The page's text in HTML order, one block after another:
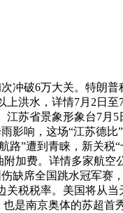
冲破6万大关。特朗普
洪水，详情7月2日
苏省景象形象台7月5
影响，这场“江苏德比
”遭到青睐，新关税“
加费。详情多家航空
缺席全国跳水冠军赛
税税率。美国将从当
是南京奥体的苏超首